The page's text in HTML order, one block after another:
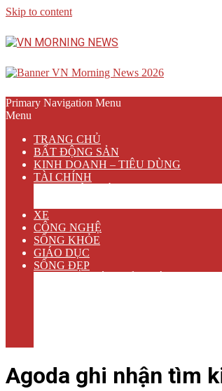
Skip to content
Primary Navigation Menu
Menu
TRANG CHỦ
BẤT ĐỘNG SẢN
KINH DOANH – TIÊU DÙNG
TÀI CHÍNH
XE
CÔNG NGHỆ
SỐNG KHỎE
GIÁO DỤC
SỐNG ĐẸP
Agoda ghi nhận tìm